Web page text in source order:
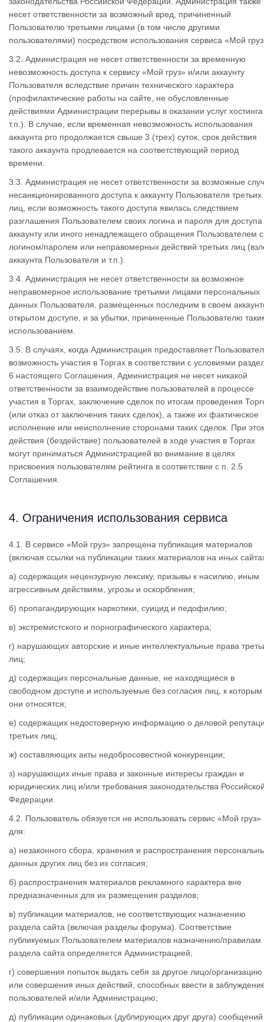
несет ответственности за возможный вред, причиненный
Пользователю третьими лицами (в том числе другими
пользователями) посредством использования сервиса «Мой
3.2. Администрация не несет ответственности за временную
невозможность доступа к сервису «Мой груз» и/или аккаунту
Пользователя вследствие причин технического характера
(профилактические работы на сайте, не обусловленные
действиями Администрации перерывы в оказании услуг
т.п.). В случае, если временная невозможность использования
аккаунта pro продолжается свыше 3 (трех) суток, срок действия
такого аккаунта продлевается на соответствующий период
времени.
3.3. Администрация не несет ответственности за возможные
несанкционированного доступа к аккаунту Пользователя третьих
лиц, если возможность такого доступа явилась следствием
разглашения Пользователем своих логина и пароля для доступа
аккаунту или иного ненадлежащего обращения Пользователем с
логином/паролем или неправомерных действий третьих лиц
аккаунта Пользователя и т.п.).
3.4. Администрация не несет ответственности за возможное
неправомерное использование третьими лицами персональных
данных Пользователя, размещенных последним в своем
открытом доступе, и за убытки, причиненные Пользователю
использованием.
3.5. В случаях, когда Администрация предоставляет
возможность участия в Торгах в соответствии с условиями
6 настоящего Соглашения, Администрация не несет никакой
ответственности за взаимодействие пользователей в процессе
участия в Торгах, заключение сделок по итогам проведения
(или отказ от заключения таких сделок), а также их фактическое
исполнение или неисполнение сторонами таких сделок. При
действия (бездействие) пользователей в ходе участия в Торгах
могут приниматься Администрацией во внимание в целях
присвоения пользователям рейтинга в соответствии с п. 2.5
Соглашения.
4. Ограничения использования сервиса
4.1. В сервисе «Мой груз» запрещена публикация материалов
(включая ссылки на публикации таких материалов на иных
а) содержащих нецензурную лексику, призывы к насилию, иным
агрессивным действиям, угрозы и оскорбления;
б) пропагандирующих наркотики, суицид и педофилию;
в) экстремистского и порнографического характера;
г) нарушающих авторские и иные интеллектуальные права
лиц;
д) содержащих персональные данные, не находящиеся в
свободном доступе и используемые без согласия лиц, к которым
они относятся;
е) содержащих недостоверную информацию о деловой
третьих лиц;
ж) составляющих акты недобросовестной конкуренции;
з) нарушающих иные права и законные интересы граждан и
юридических лиц и/или требования законодательства
Федерации.
4.2. Пользователь обязуется не использовать сервис «Мой груз»
для:
а) незаконного сбора, хранения и распространения
данных других лиц без их согласия;
б) распространения материалов рекламного характера вне
предназначенных для их размещения разделов;
в) публикации материалов, не соответствующих назначению
раздела сайта (включая разделы форума). Соответствие
публикуемых Пользователем материалов назначению/правилам
раздела сайта определяется Администрацией;
г) совершения попыток выдать себя за другое лицо/организацию
или совершения иных действий, способных ввести в
пользователей и/или Администрацию;
д) публикации одинаковых (дублирующих друг друга) сообщений